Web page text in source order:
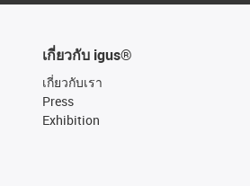
เกี่ยวกับ igus®
เกี่ยวกับเรา
Press
Exhibition